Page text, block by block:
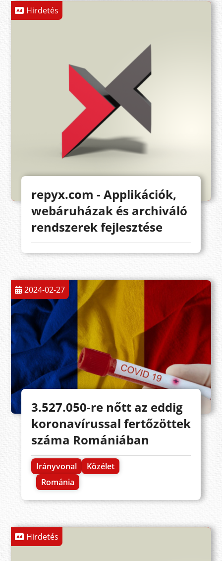
Hirdetés
repyx.com - Applikációk,
webáruházak és archiváló
rendszerek fejlesztése
2024-02-27
3.527.050-re nőtt az eddig
koronavírussal fertőzöttek
száma Romániában
Irányvonal
Közélet
Románia
Hirdetés